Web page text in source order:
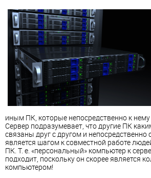
иным ПК, которые непосредственно к
Сервер подразумевает, что другие ПК
связаны друг с другом и непосредственно
является шагом к совместной работе
ПК. Т. е. «персональный» компьютер к
подходит, поскольку он скорее является
компьютером!